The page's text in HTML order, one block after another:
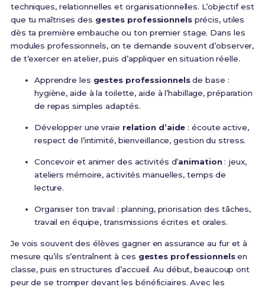
techniques, relationnelles et organisationnelles. L’objectif est
que tu maîtrises des gestes professionnelsprécis, utiles
dès ta première embauche ou ton premier stage. Dans les
modules professionnels, on te demande souvent d’observer,
de t’exercer en atelier, puis d’appliquer en situation réelle.
Apprendre les gestes professionnelsde base :
hygiène, aide à la toilette, aide à l’habillage, préparation
de repas simples adaptés.
Développer une vraie relation d’aide : écoute active,
respect de l’intimité, bienveillance, gestion du stress.
Concevoir et animer des activités d’animation: jeux,
ateliers mémoire, activités manuelles, temps de
lecture.
Organiser ton travail : planning, priorisation des tâches,
travail en équipe, transmissions écrites et orales.
Je vois souvent des élèves gagner en assurance au fur et à
mesure qu’ils s’entraînent à ces gestes professionnelsen
classe, puis en structures d’accueil. Au début, beaucoup ont
peur de se tromper devant les bénéficiaires. Avec les